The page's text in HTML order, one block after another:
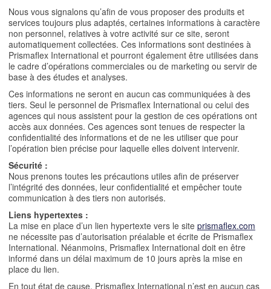
Nous vous signalons qu’afin de vous proposer des produits et
services toujours plus adaptés, certaines informations à caractère
non personnel, relatives à votre activité sur ce site, seront
automatiquement collectées. Ces informations sont destinées à
Prismaflex International et pourront également être utilisées dans
le cadre d’opérations commerciales ou de marketing ou servir de
base à des études et analyses.
Ces informations ne seront en aucun cas communiquées à des
tiers. Seul le personnel de Prismaflex International ou celui des
agences qui nous assistent pour la gestion de ces opérations ont
accès aux données. Ces agences sont tenues de respecter la
confidentialité des informations et de ne les utiliser que pour
l’opération bien précise pour laquelle elles doivent intervenir.
Sécurité :
Nous prenons toutes les précautions utiles afin de préserver
l’intégrité des données, leur confidentialité et empêcher toute
communication à des tiers non autorisés.
Liens hypertextes :
La mise en place d’un lien hypertexte vers le site prismaflex.com
ne nécessite pas d’autorisation préalable et écrite de Prismaflex
International. Néanmoins, Prismaflex International doit en être
informé dans un délai maximum de 10 jours après la mise en
place du lien.
En tout état de cause, Prismaflex International n’est en aucun cas